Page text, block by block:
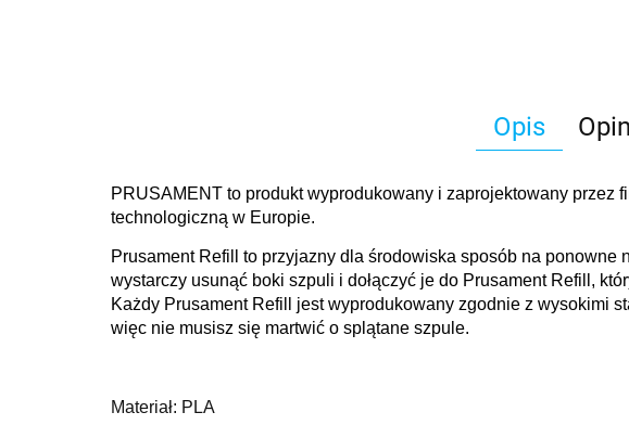
Opis
PRUSAMENT to produkt wyprodukowany i zaprojektowany przez
technologiczną w Europie.
Prusament Refill to przyjazny dla środowiska sposób na
wystarczy usunąć boki szpuli i dołączyć je do Prusament Refill,
Każdy Prusament Refill jest wyprodukowany zgodnie z wysokimi
więc nie musisz się martwić o splątane szpule.
Materiał: PLA